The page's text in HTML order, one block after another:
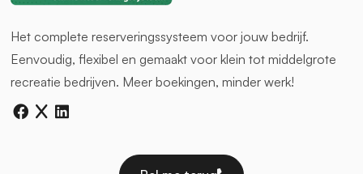
Het complete reserveringssysteem voor jouw bedrijf.
Eenvoudig, flexibel en gemaakt voor klein tot middelgrote
recreatie bedrijven. Meer boekingen, minder werk!
facebook
twitterlinkedin